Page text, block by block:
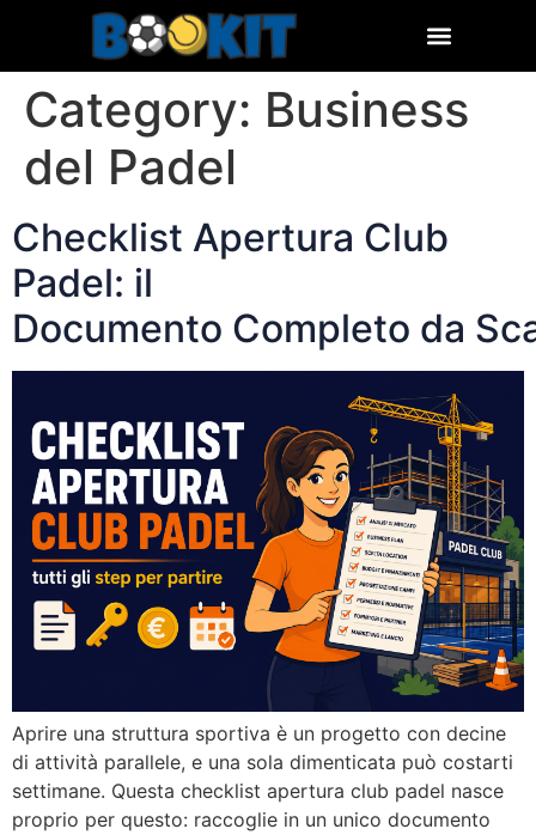
Category: Business
del Padel
Checklist Apertura Club
Padel: il
Documento Completo da
Aprire una struttura sportiva è un progetto con decine
di attività parallele, e una sola dimenticata può costarti
settimane. Questa checklist apertura club padel nasce
proprio per questo: raccoglie in un unico documento